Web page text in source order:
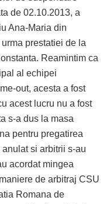
de 02.10.2013, a
Ana-Maria din
prestatiei de la
Reamintim ca
al echipei
out, acesta a fost
acest lucru nu a fost
s-a dus la masa
pentru pregatirea
si arbitrii s-au
acordat mingea
de arbitraj CSU
Romana de